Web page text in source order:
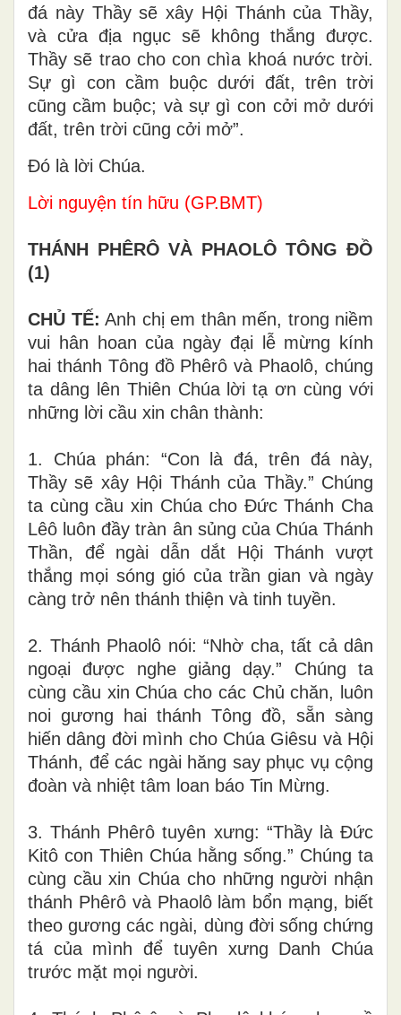
đá này Thầy sẽ xây Hội Thánh của Thầy,
và cửa địa ngục sẽ không thắng được.
Thầy sẽ trao cho con chìa khoá nước trời.
Sự gì con cầm buộc dưới đất, trên trời
cũng cầm buộc; và sự gì con cởi mở dưới
đất, trên trời cũng cởi mở”.
Ðó là lời Chúa.
Lời nguyện tín hữu (GP.BMT)
THÁNH PHÊRÔ VÀ PHAOLÔ TÔNG ĐỒ
(1)
CHỦ TẾ: Anh chị em thân mến, trong niềm
vui hân hoan của ngày đại lễ mừng kính
hai thánh Tông đồ Phêrô và Phaolô, chúng
ta dâng lên Thiên Chúa lời tạ ơn cùng với
những lời cầu xin chân thành:
1. Chúa phán: “Con là đá, trên đá này,
Thầy sẽ xây Hội Thánh của Thầy.” Chúng
ta cùng cầu xin Chúa cho Đức Thánh Cha
Lêô luôn đầy tràn ân sủng của Chúa Thánh
Thần, để ngài dẫn dắt Hội Thánh vượt
thắng mọi sóng gió của trần gian và ngày
càng trở nên thánh thiện và tinh tuyền.
2. Thánh Phaolô nói: “Nhờ cha, tất cả dân
ngoại được nghe giảng dạy.” Chúng ta
cùng cầu xin Chúa cho các Chủ chăn, luôn
noi gương hai thánh Tông đồ, sẵn sàng
hiến dâng đời mình cho Chúa Giêsu và Hội
Thánh, để các ngài hăng say phục vụ cộng
đoàn và nhiệt tâm loan báo Tin Mừng.
3. Thánh Phêrô tuyên xưng: “Thầy là Đức
Kitô con Thiên Chúa hằng sống.” Chúng ta
cùng cầu xin Chúa cho những người nhận
thánh Phêrô và Phaolô làm bổn mạng, biết
theo gương các ngài, dùng đời sống chứng
tá của mình để tuyên xưng Danh Chúa
trước mặt mọi người.